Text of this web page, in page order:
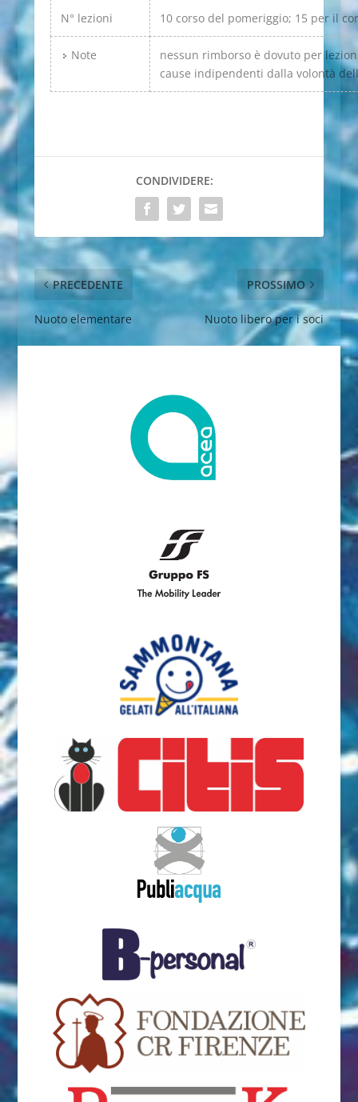
N° lezioni 10 corso del pomeriggio; 15 per il
Note
nessun rimborso è dovuto per
cause indipendenti dalla volontà
CONDIVIDERE:
PRECEDENTE
Nuoto elementare
PROSSIMO
Nuoto libero per i soci